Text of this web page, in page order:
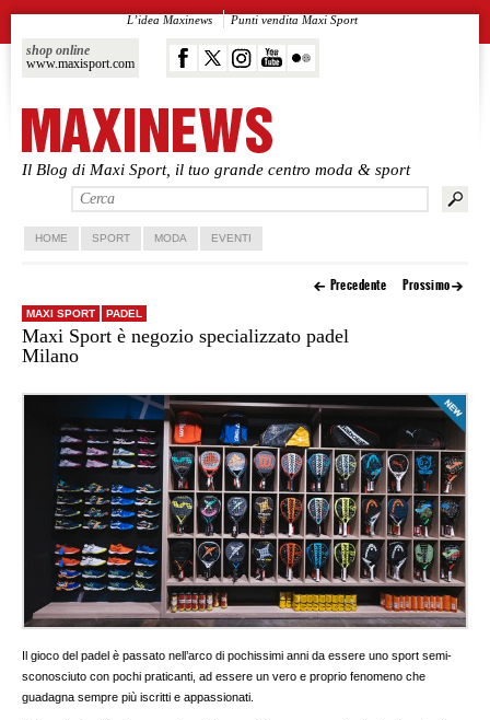
Il Blog di Maxi Sport, il tuo grande centro moda & sport
shop online
www.maxisport.com
L’idea Maxinews Punti vendita Maxi Sport
Vai al contenuto principale
Vai al contenuto secondario
HOME SPORT MODA EVENTI
Precedente Prossimo
MAXI SPORT PADEL
Maxi Sport è negozio specializzato padel
Milano
Il gioco del padel è passato nell’arco di pochissimi anni da essere uno sport semi-
sconosciuto con pochi praticanti, ad essere un vero e proprio fenomeno che
guadagna sempre più iscritti e appassionati.